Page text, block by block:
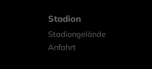
Stadion
Stadiongelände
Anfahrt